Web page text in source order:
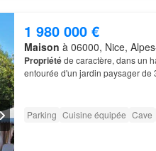
1 980 000 €
Maison à 06000, Nice,
Propriétéde caractère, dans un
entourée d'un jardin paysager
Parking Cuisine équipée Cave